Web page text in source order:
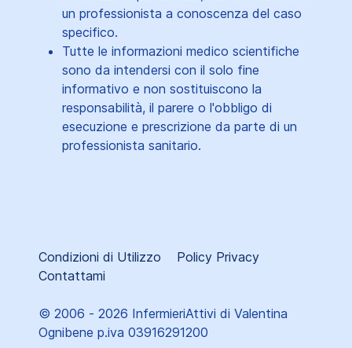
un professionista a conoscenza del caso
specifico.
Tutte le informazioni medico scientifiche
sono da intendersi con il solo fine
informativo e non sostituiscono la
responsabilità, il parere o l'obbligo di
esecuzione e prescrizione da parte di un
professionista sanitario.
Condizioni di Utilizzo
Policy Privacy
Contattami
© 2006 - 2026 InfermieriAttivi di Valentina
Ognibene p.iva 03916291200